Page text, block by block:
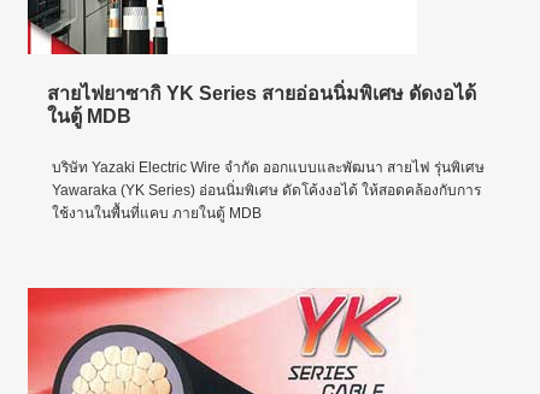
สายไฟยาซากิ YK Series สายอ่อนนิ่มพิเศษ ดัดงอได้
ในตู้ MDB
บริษัท Yazaki Electric Wire จำกัด ออกแบบและพัฒนา สายไฟ รุ่นพิเศษ
Yawaraka (YK Series) อ่อนนิ่มพิเศษ ดัดโค้งงอได้ ให้สอดคล้องกับการ
ใช้งานในพื้นที่แคบ ภายในตู้ MDB